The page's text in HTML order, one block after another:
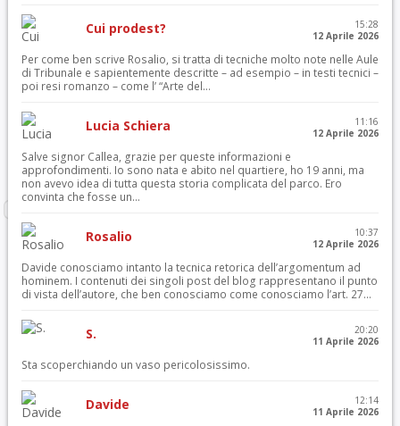
Cui prodest?
15:28
12 Aprile 2026
Per come ben scrive Rosalio, si tratta di tecniche molto note nelle Aule
di Tribunale e sapientemente descritte – ad esempio – in testi tecnici –
poi resi romanzo – come l’ “Arte del...
Lucia Schiera
11:16
12 Aprile 2026
Salve signor Callea, grazie per queste informazioni e
approfondimenti. Io sono nata e abito nel quartiere, ho 19 anni, ma
non avevo idea di tutta questa storia complicata del parco. Ero
convinta che fosse un...
Rosalio
10:37
12 Aprile 2026
Davide conosciamo intanto la tecnica retorica dell’argomentum ad
hominem. I contenuti dei singoli post del blog rappresentano il punto
di vista dell’autore, che ben conosciamo come conosciamo l’art. 27...
S.
20:20
11 Aprile 2026
Sta scoperchiando un vaso pericolosissimo.
Davide
12:14
11 Aprile 2026